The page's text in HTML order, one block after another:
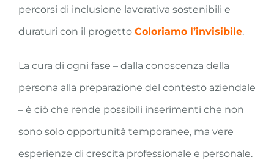
percorsi di inclusione lavorativa sostenibili e
duraturi con il progetto Coloriamo l’invisibile.
La cura di ogni fase – dalla conoscenza della
persona alla preparazione del contesto aziendale
– è ciò che rende possibili inserimenti che non
sono solo opportunità temporanee, ma vere
esperienze di crescita professionale e personale.